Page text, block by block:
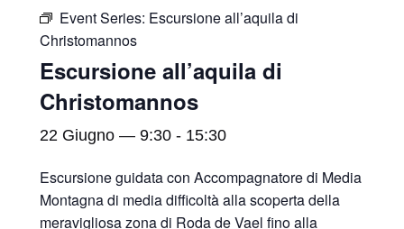
Event Series: Escursione all’aquila di
Christomannos
Escursione all’aquila di
Christomannos
22 Giugno — 9:30 - 15:30
Escursione guidata con Accompagnatore di Media
Montagna di media difficoltà alla scoperta della
meravigliosa zona di Roda de Vael fino alla